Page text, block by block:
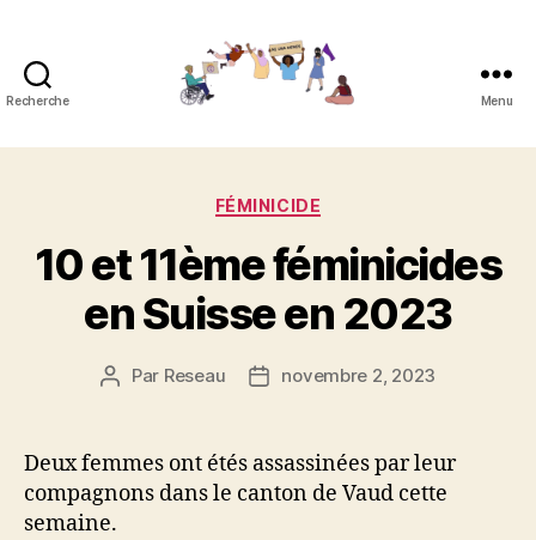
Recherche
les
féminicides
Menu
Catégories
FÉMINICIDE
10 et 11ème féminicides
en Suisse en 2023
Auteur
Par Reseau
Datenovembre 2, 2023
Deux femmes ont étés assassinées par leur
compagnons dans le canton de Vaud cette
semaine.